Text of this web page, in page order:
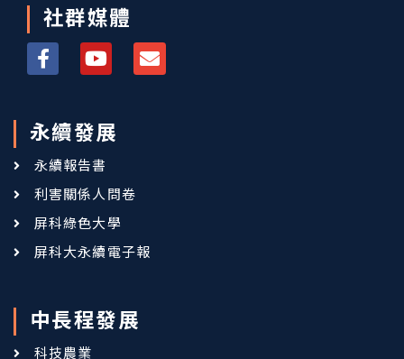
社群媒體
永續發展
永續報告書
利害關係人問卷
屏科綠色大學
屏科大永續電子報
中長程發展
科技農業